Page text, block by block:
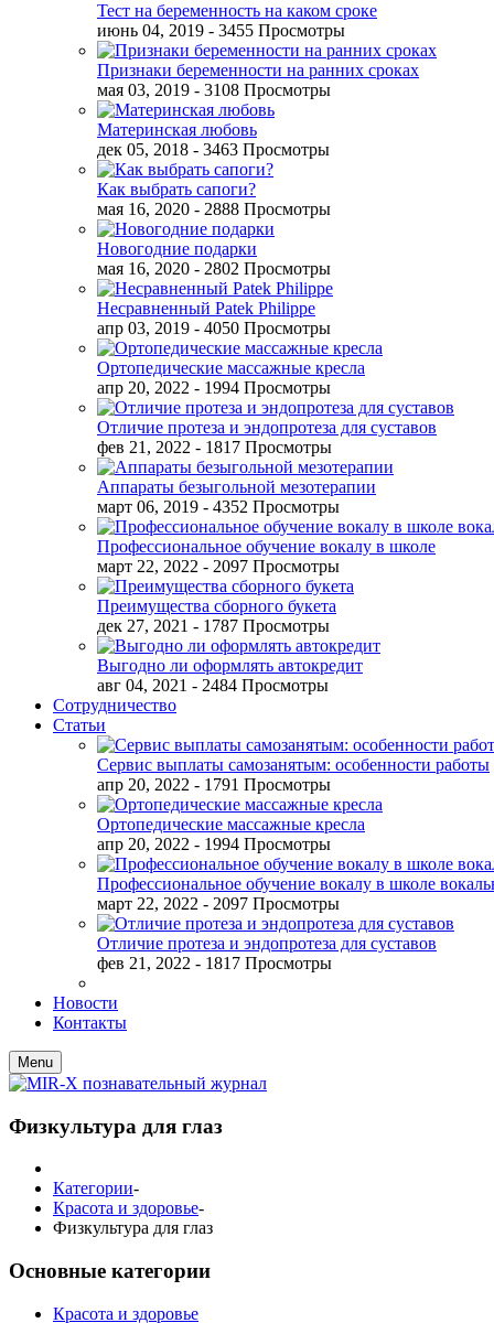
Тест на беременность на каком сроке
июнь 04, 2019 - 3455 Просмотры
Признаки беременности на ранних сроках
мая 03, 2019 - 3108 Просмотры
Материнская любовь
дек 05, 2018 - 3463 Просмотры
Как выбрать сапоги?
мая 16, 2020 - 2888 Просмотры
Новогодние подарки
мая 16, 2020 - 2802 Просмотры
Несравненный Patek Philippe
апр 03, 2019 - 4050 Просмотры
Ортопедические массажные кресла
апр 20, 2022 - 1994 Просмотры
Отличие протеза и эндопротеза для суставов
фев 21, 2022 - 1817 Просмотры
Аппараты безыгольной мезотерапии
март 06, 2019 - 4352 Просмотры
Профессиональное обучение вокалу в школе
март 22, 2022 - 2097 Просмотры
Преимущества сборного букета
дек 27, 2021 - 1787 Просмотры
Выгодно ли оформлять автокредит
авг 04, 2021 - 2484 Просмотры
Сотрудничество
Статьи
Сервис выплаты самозанятым: особенности работы
апр 20, 2022 - 1791 Просмотры
Ортопедические массажные кресла
апр 20, 2022 - 1994 Просмотры
Профессиональное обучение вокалу в школе
март 22, 2022 - 2097 Просмотры
Отличие протеза и эндопротеза для суставов
фев 21, 2022 - 1817 Просмотры
Новости
Контакты
Menu
Физкультура для глаз
Категории-
Красота и здоровье-
Физкультура для глаз
Основные категории
Красота и здоровье